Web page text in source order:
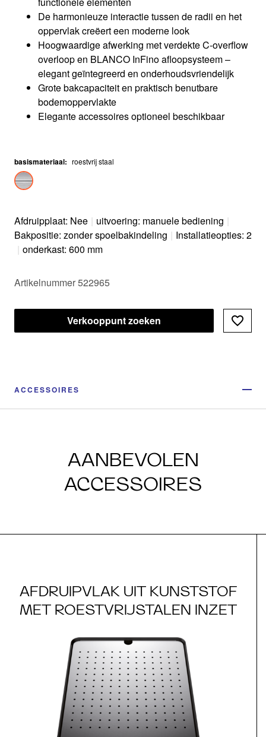
De harmonieuze interactie tussen de radii en het
oppervlak creëert een moderne look
Hoogwaardige afwerking met verdekte C-overflow
overloop en BLANCO InFino afloopsysteem –
elegant geïntegreerd en onderhoudsvriendelijk
Grote bakcapaciteit en praktisch benutbare
bodemoppervlakte
Elegante accessoires optioneel beschikbaar
basismateriaal: roestvrij staal
Afdruipplaat: Nee | uitvoering: manuele bediening |
Bakpositie: zonder spoelbakindeling | Installatieopties: 2
| onderkast: 600 mm
Artikelnummer 522965
Verkooppunt zoeken
ACCESSOIRES
AANBEVOLEN
ACCESSOIRES
AFDRUIPVLAK UIT KUNSTSTOF
MET ROESTVRIJSTALEN INZET